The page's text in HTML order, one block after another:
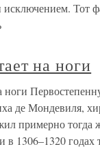
исключением. Тот
на ноги
ноги
де Мондевиля,
примерно тогда
в 1306–1320 годах